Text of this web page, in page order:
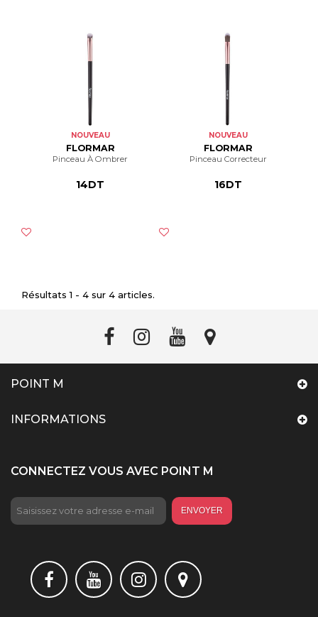
NOUVEAU
FLORMAR
Pinceau À Ombrer
14DT
NOUVEAU
FLORMAR
Pinceau Correcteur
16DT
Résultats 1 - 4 sur 4 articles.
POINT M
INFORMATIONS
CONNECTEZ VOUS AVEC POINT M
ENVOYER